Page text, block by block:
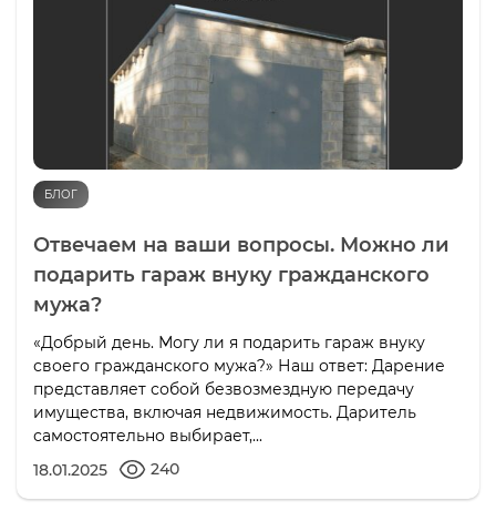
БЛОГ
Отвечаем на ваши вопросы. Можно ли
подарить гараж внуку гражданского
мужа?
«Добрый день. Могу ли я подарить гараж внуку
своего гражданского мужа?» Наш ответ: Дарение
представляет собой безвозмездную передачу
имущества, включая недвижимость. Даритель
самостоятельно выбирает,...
18.01.2025
240